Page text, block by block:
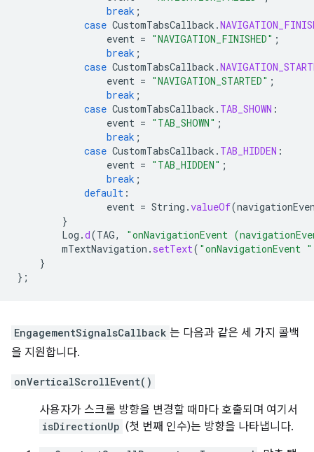
break ;
case CustomTabsCallback .
event = "NAVIGATION_FINISHED" ;
break ;
case CustomTabsCallback .
event = "NAVIGATION_STARTED" ;
break ;
case CustomTabsCallback . TAB_SHOWN :
event = "TAB_SHOWN" ;
break ;
case CustomTabsCallback . TAB_HIDDEN :
event = "TAB_HIDDEN" ;
break ;
default :
event = String .valueOf(
}
Log .d(TAG,
"onNavigationEvent
mTextNavigation . setText( "onNavigationEvent "
}
};
EngagementSignalsCallback 는 다음과 같은 세 가지 콜백
을 지원합니다.
onVerticalScrollEvent()
사용자가 스크롤 방향을 변경할 때마다 호출되며 여기서
isDirectionUp (첫 번째 인수)는 방향을 나타냅니다.